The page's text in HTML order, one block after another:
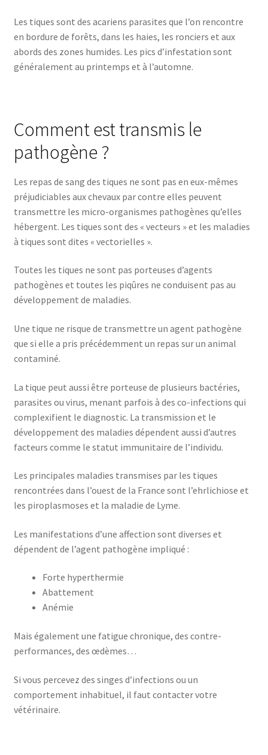
Les tiques sont des acariens parasites que l’on rencontre
en bordure de forêts, dans les haies, les ronciers et aux
abords des zones humides. Les pics d’infestation sont
généralement au printemps et à l’automne.
Comment est transmis le
pathogène ?
Les repas de sang des tiques ne sont pas en eux-mêmes
préjudiciables aux chevaux par contre elles peuvent
transmettre les micro-organismes pathogènes qu’elles
hébergent. Les tiques sont des « vecteurs » et les maladies
à tiques sont dites « vectorielles ».
Toutes les tiques ne sont pas porteuses d’agents
pathogènes et toutes les piqûres ne conduisent pas au
développement de maladies.
Une tique ne risque de transmettre un agent pathogène
que si elle a pris précédemment un repas sur un animal
contaminé.
La tique peut aussi être porteuse de plusieurs bactéries,
parasites ou virus, menant parfois à des co-infections qui
complexifient le diagnostic. La transmission et le
développement des maladies dépendent aussi d’autres
facteurs comme le statut immunitaire de l’individu.
Les principales maladies transmises par les tiques
rencontrées dans l’ouest de la France sont l’ehrlichiose et
les piroplasmoses et la maladie de Lyme.
Les manifestations d’une affection sont diverses et
dépendent de l’agent pathogène impliqué :
Forte hyperthermie
Abattement
Anémie
Mais également une fatigue chronique, des contre-
performances, des œdèmes…
Si vous percevez des singes d’infections ou un
comportement inhabituel, il faut contacter votre
vétérinaire.